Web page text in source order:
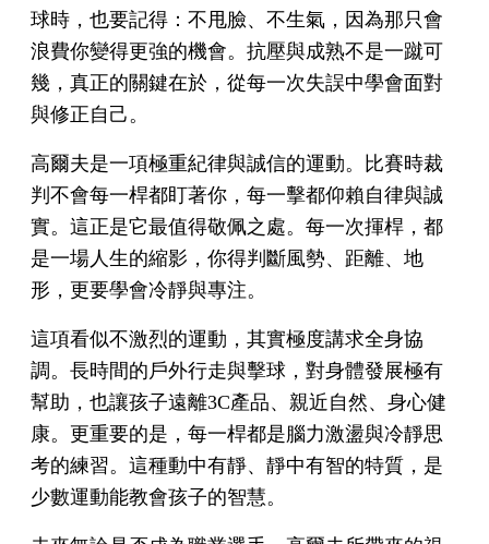
球時，也要記得：不甩臉、不生氣，因為那只會
浪費你變得更強的機會。抗壓與成熟不是一蹴可
幾，真正的關鍵在於，從每一次失誤中學會面對
與修正自己。
高爾夫是一項極重紀律與誠信的運動。比賽時裁
判不會每一桿都盯著你，每一擊都仰賴自律與誠
實。這正是它最值得敬佩之處。每一次揮桿，都
是一場人生的縮影，你得判斷風勢、距離、地
形，更要學會冷靜與專注。
這項看似不激烈的運動，其實極度講求全身協
調。長時間的戶外行走與擊球，對身體發展極有
幫助，也讓孩子遠離3C產品、親近自然、身心健
康。更重要的是，每一桿都是腦力激盪與冷靜思
考的練習。這種動中有靜、靜中有智的特質，是
少數運動能教會孩子的智慧。